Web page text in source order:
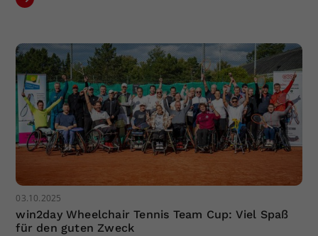
03.10.2025
win2day Wheelchair Tennis Team Cup: Viel Spaß
für den guten Zweck